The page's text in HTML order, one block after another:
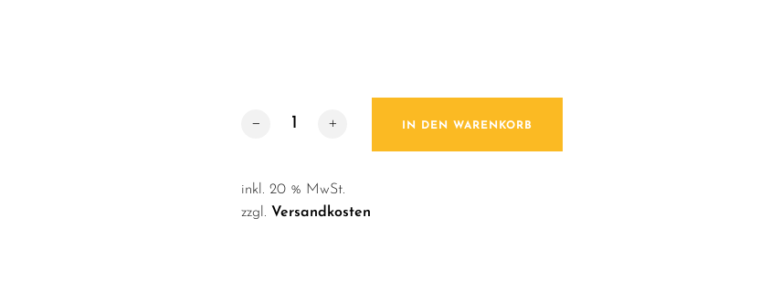
Duftsachet Slim / Tuscan Vineyard Menge
IN DEN WARENKORB
inkl. 20 % MwSt.
zzgl. Versandkosten